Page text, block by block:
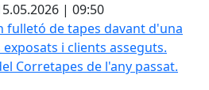
| 09:50
de tapes davant d'una
Corretapes de l'any passat.